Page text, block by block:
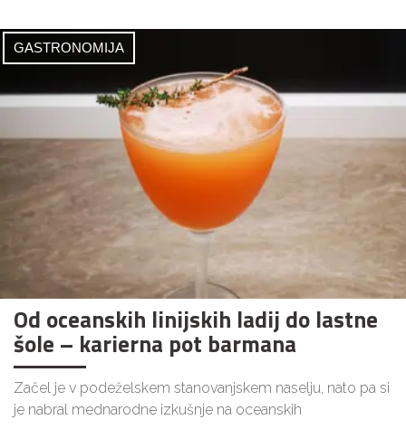
GASTRONOMIJA
Od oceanskih linijskih ladij do lastne
šole – karierna pot barmana
Začel je v podeželskem stanovanjskem naselju, nato pa si
je nabral mednarodne izkušnje na oceanskih